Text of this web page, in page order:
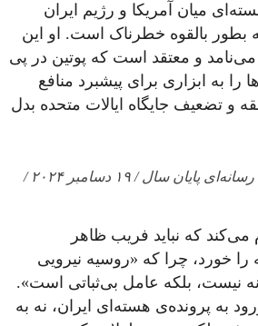
میان آمریکا و رژیم ایران
بطور بالقوه خطرناک است. او این
می‌نامد و معتقد است که پوتین در پی
را به ابزاری برای پیشبرد منافع
و تضعیف جایگاه ایالات متحده بدل
ولادیمیر پوتین/ کنفرانس رسانه‌ای پایان سال / ۱۹ دسامبر ۲۰۲۴ /
که نباید فریب ظاهر
را خورد، چرا که «روسیه نیرویی
نیست، بلکه عامل بی‌ثباتی است».
به پرونده‌ی هسته‌ای ایران، نه به‌